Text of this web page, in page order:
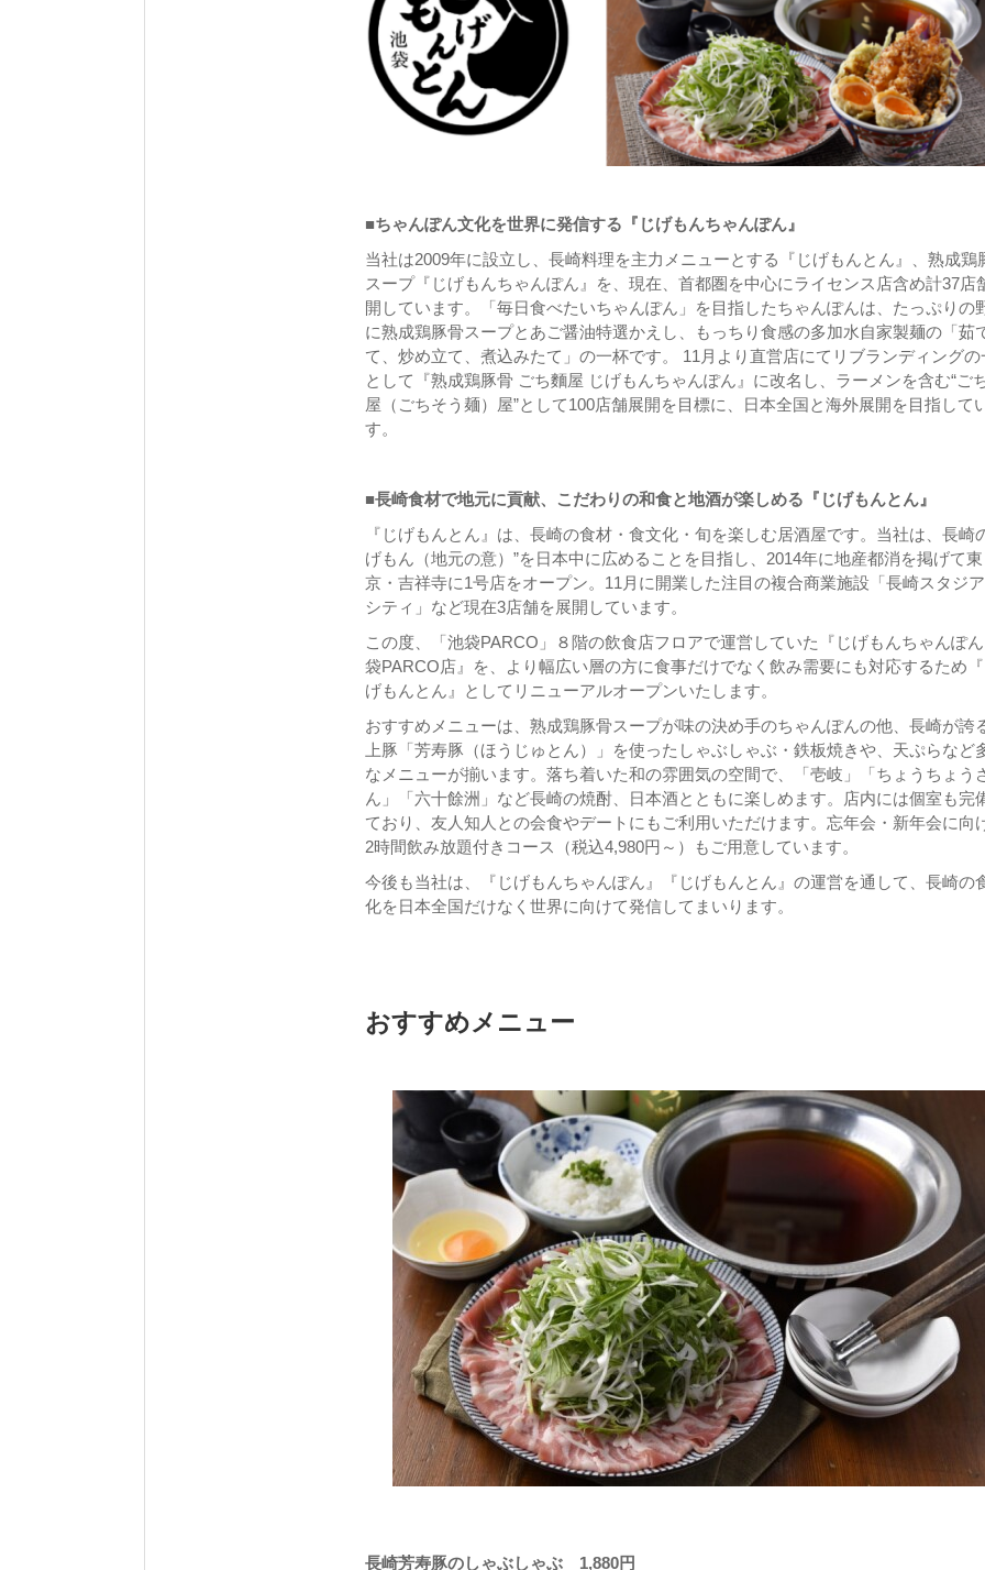
■ちゃんぽん文化を世界に発信する『じげもんちゃんぽん』
当社は2009年に設立し、長崎料理を主力メニューとする『じげもんとん』、熟成鶏
スープ『じげもんちゃんぽん』を、現在、首都圏を中心にライセンス店含め計37店
開しています。「毎日食べたいちゃんぽん」を目指したちゃんぽんは、たっぷりの
に熟成鶏豚骨スープとあご醤油特選かえし、もっちり食感の多加水自家製麺の「茹
て、炒め立て、煮込みたて」の一杯です。 11月より直営店にてリブランディングの
として『熟成鶏豚骨 ごち麵屋 じげもんちゃんぽん』に改名し、ラーメンを含む“ご
屋（ごちそう麺）屋”として100店舗展開を目標に、日本全国と海外展開を目指して
す。
■長崎食材で地元に貢献、こだわりの和食と地酒が楽しめる『じげもんとん』
『じげもんとん』は、長崎の食材・食文化・旬を楽しむ居酒屋です。当社は、長崎
げもん（地元の意）”を日本中に広めることを目指し、2014年に地産都消を掲げて東
京・吉祥寺に1号店をオープン。11月に開業した注目の複合商業施設「長崎スタジ
シティ」など現在3店舗を展開しています。
この度、「池袋PARCO」８階の飲食店フロアで運営していた『じげもんちゃんぽ
袋PARCO店』を、より幅広い層の方に食事だけでなく飲み需要にも対応するため
げもんとん』としてリニューアルオープンいたします。
おすすめメニューは、熟成鶏豚骨スープが味の決め手のちゃんぽんの他、長崎が誇
上豚「芳寿豚（ほうじゅとん）」を使ったしゃぶしゃぶ・鉄板焼きや、天ぷらなど
なメニューが揃います。落ち着いた和の雰囲気の空間で、「壱岐」「ちょうちょう
ん」「六十餘洲」など長崎の焼酎、日本酒とともに楽しめます。店内には個室も完
ており、友人知人との会食やデートにもご利用いただけます。忘年会・新年会に向
2時間飲み放題付きコース（税込4,980円～）もご用意しています。
今後も当社は、『じげもんちゃんぽん』『じげもんとん』の運営を通して、長崎の
化を日本全国だけなく世界に向けて発信してまいります。
おすすめメニュー
長崎芳寿豚のしゃぶしゃぶ 1,880円